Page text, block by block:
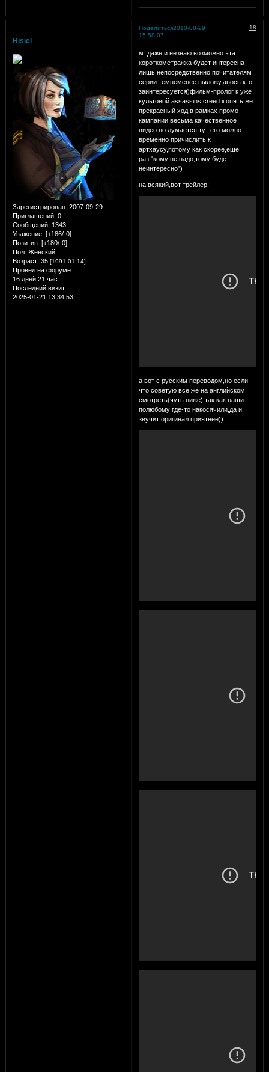
Поделиться 18
2010-08-29
15:58:07
Hisiel
Зарегистрирован: 2007-09-29
Приглашений: 0
Сообщений: 1343
Уважение: [+186/-0]
Позитив: [+180/-0]
Пол: Женский
Возраст: 35 [1991-01-14]
Провел на форуме:
16 дней 21 час
Последний визит:
2025-01-21 13:34:53
м..даже и незнаю.возможно эта
короткометражка будет интересна
лишь непосредственно почитателям
серии.темнеменее выложу.авось кто
заинтересуется)фильм-пролог к уже
культовой assassins creed ii.опять же
прекрасный ход в рамках промо-
кампании.весьма качественное
видео.но думается тут его можно
временно причислить к
артхаусу,потому как скорее,еще
раз,"кому не надо,тому будет
неинтересно")
на всякий,вот трейлер:
а вот с русским переводом,но если
что советую все же на английском
смотреть(чуть ниже),так как наши
полюбому где-то накосячили,да и
звучит оригинал приятнее))